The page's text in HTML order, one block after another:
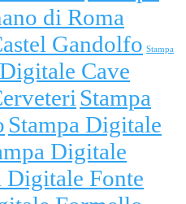
di Roma
Gandolfo Stampa
Cave
Stampa
Stampa Digitale
Digitale
Digitale Fonte